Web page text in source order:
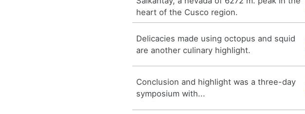
heart of the Cusco region.
Delicacies made using octopus and squid
are another culinary highlight.
Conclusion and highlight was a three-day
symposium with...